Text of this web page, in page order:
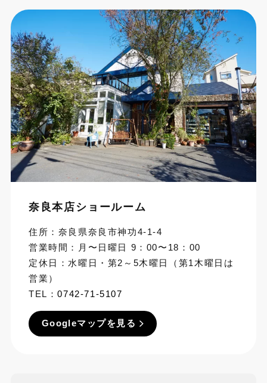
奈良本店ショールーム
住所：奈良県奈良市神功4-1-4
営業時間：月〜日曜日 9：00〜18：00
定休日：水曜日・第2～5木曜日（第1木曜日は
営業）
TEL：0742-71-5107
Googleマップを見る